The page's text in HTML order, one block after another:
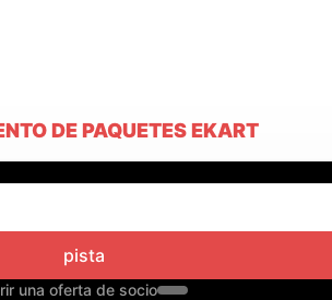
DE PAQUETES EKART
pista
una oferta de socio